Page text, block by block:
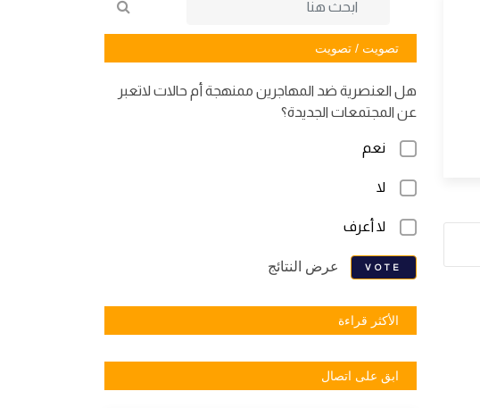
تصويت / تصويت
هل العنصرية ضد المهاجرين ممنهجة أم حالات لاتعبر
عن المجتمعات الجديدة؟
نعم
لا
لا أعرف
VOTE عرض النتائج
الأكثر قراءة
ابق على اتصال